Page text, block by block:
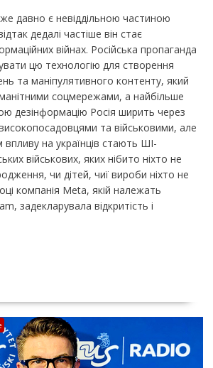
давно є невіддільною частиною
дедалі частіше він стає
війнах. Російська пропаганда
цю технологію для створення
та маніпулятивного контенту, який
соцмережами, а найбільше
дезінформацію Росія ширить через
та військовими, але
на українців стають ШІ-
військових, яких нібито ніхто не
чи дітей, чиї вироби ніхто не
компанія Meta, якій належать
задекларувала відкритість і